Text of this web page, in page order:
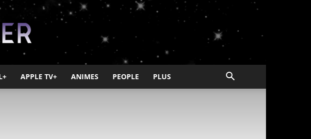
APPLE TV+ ANIMES PEOPLE PLUS